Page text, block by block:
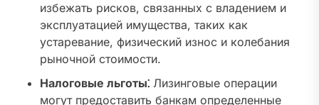
избежать рисков, связанных с владением и
эксплуатацией имущества, таких как
устаревание, физический износ и колебания
рыночной стоимости.
Налоговые льготы⁚ Лизинговые операции
могут предоставить банкам определенные